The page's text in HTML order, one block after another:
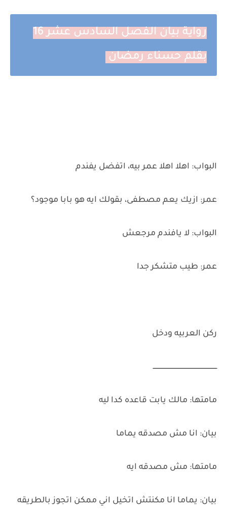
رواية بيان الفصل السادس عشر 16
بقلم حسناء رمضان
البواب: اهلا اهلا عمر بيه، اتفضل يفندم
عمر: ازيك يعم مصطفى، بقولك ايه هو بابا موجود؟
البواب: لا يافندم مرجعش
عمر: طيب متشكر جدا
ركن العربيه ودخل
ـــــــــــــــــــــــــــــــــــــــــــــــــــــــــــــــ
مامتها: مالك يابت قاعده كدا ليه
بيان: انا مش مصدقه يماما
مامتها: مش مصدقه ايه
بيان: يماما انا مكنتش اتخيل اني ممكن اتجوز بالطريقه